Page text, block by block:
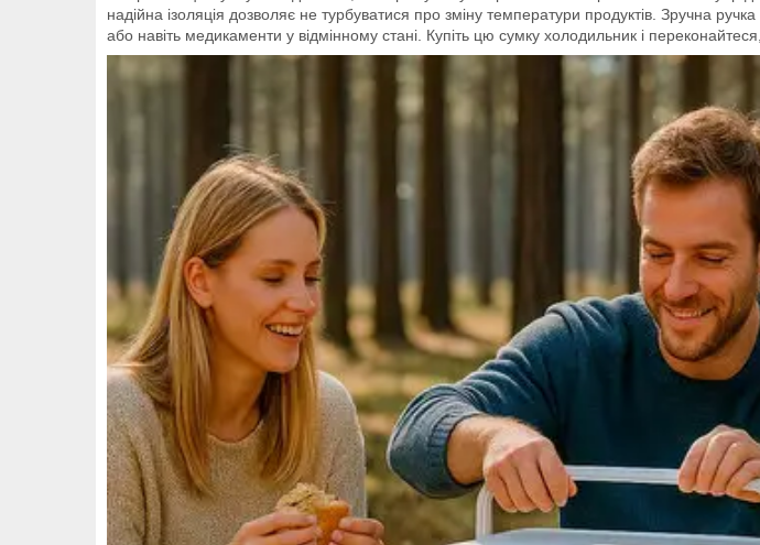
надійна ізоляція дозволяє не турбуватися про зміну температури продуктів. Зручна
або навіть медикаменти у відмінному стані. Купіть цю сумку холодильник і